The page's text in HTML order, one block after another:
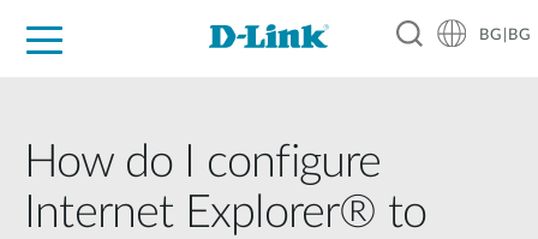
BG|BG
How do I configure
Internet Explorer® to